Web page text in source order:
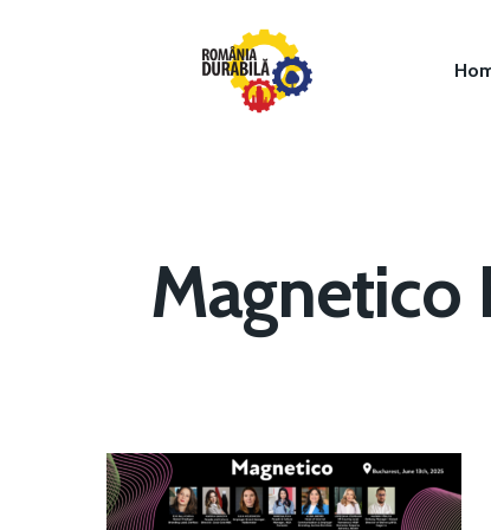
Hit enter to search or ESC to
Magnetico